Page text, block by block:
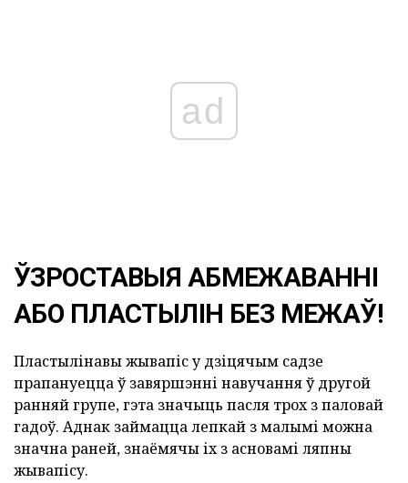
ad
ЎЗРОСТАВЫЯ АБМЕЖАВАННІ
АБО ПЛАСТЫЛІН БЕЗ МЕЖАЎ!
Пластылінавы жывапіс у дзіцячым садзе
прапануецца ў завяршэнні навучання ў другой
ранняй групе, гэта значыць пасля трох з паловай
гадоў. Аднак займацца лепкай з малымі можна
значна раней, знаёмячы іх з асновамі ляпны
жывапісу.